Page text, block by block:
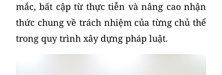
mắc, bất cập từ thực tiễn và nâng cao nhận
thức chung về trách nhiệm của từng chủ thể
trong quy trình xây dựng pháp luật.